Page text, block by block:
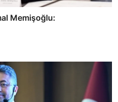
Memişoğlu: